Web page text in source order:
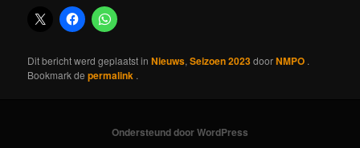
Dit bericht werd geplaatst inNieuws,Seizoen 2023doorNMPO .
Bookmark depermalink .
Ondersteund door WordPress